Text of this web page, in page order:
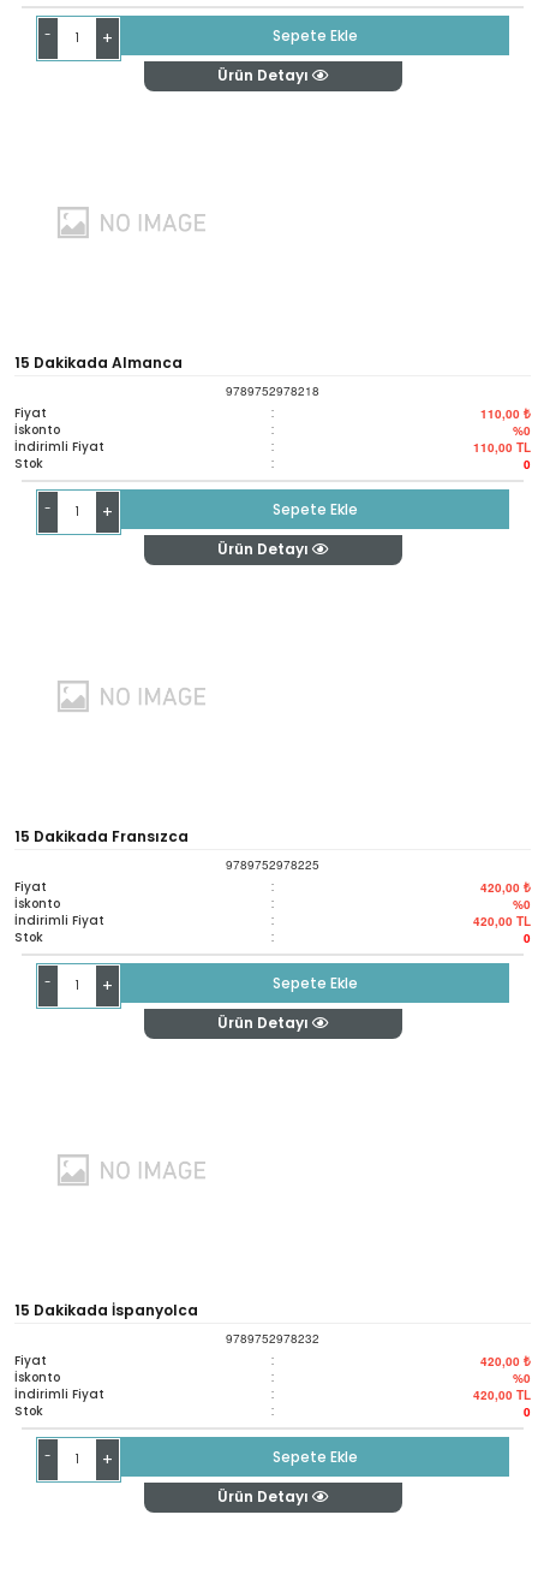
- +
Sepete Ekle
Ürün Detayı
15 Dakikada Almanca
9789752978218
Fiyat : 110,00 ₺
İskonto : %0
İndirimli Fiyat : 110,00 TL
Stok : 0
- +
Sepete Ekle
Ürün Detayı
15 Dakikada Fransızca
9789752978225
Fiyat : 420,00 ₺
İskonto : %0
İndirimli Fiyat : 420,00 TL
Stok : 0
- +
Sepete Ekle
Ürün Detayı
15 Dakikada İspanyolca
9789752978232
Fiyat : 420,00 ₺
İskonto : %0
İndirimli Fiyat : 420,00 TL
Stok : 0
- +
Sepete Ekle
Ürün Detayı